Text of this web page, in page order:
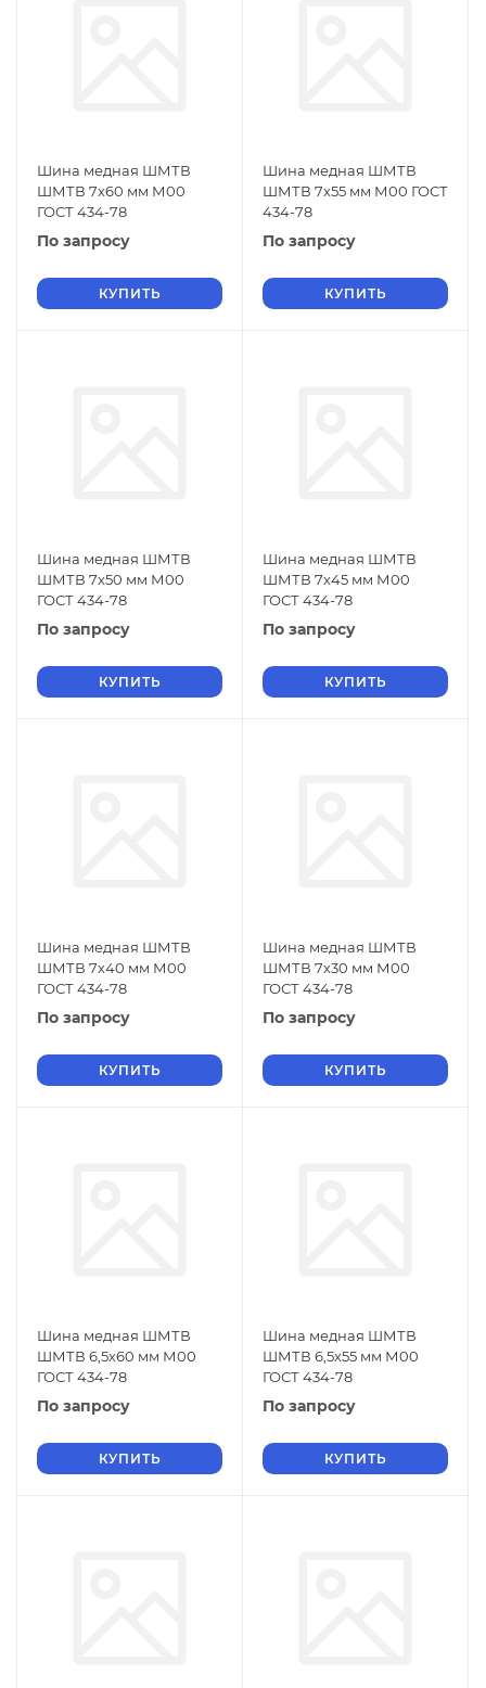
Шина медная ШМТВ
ШМТВ 7х60 мм М00
ГОСТ 434-78
По запросу
КУПИТЬ
Шина медная ШМТВ
ШМТВ 7х55 мм М00 ГОСТ
434-78
По запросу
КУПИТЬ
Шина медная ШМТВ
ШМТВ 7х50 мм М00
ГОСТ 434-78
По запросу
КУПИТЬ
Шина медная ШМТВ
ШМТВ 7х45 мм М00
ГОСТ 434-78
По запросу
КУПИТЬ
Шина медная ШМТВ
ШМТВ 7х40 мм М00
ГОСТ 434-78
По запросу
КУПИТЬ
Шина медная ШМТВ
ШМТВ 7х30 мм М00
ГОСТ 434-78
По запросу
КУПИТЬ
Шина медная ШМТВ
ШМТВ 6,5х60 мм М00
ГОСТ 434-78
По запросу
КУПИТЬ
Шина медная ШМТВ
ШМТВ 6,5х55 мм М00
ГОСТ 434-78
По запросу
КУПИТЬ